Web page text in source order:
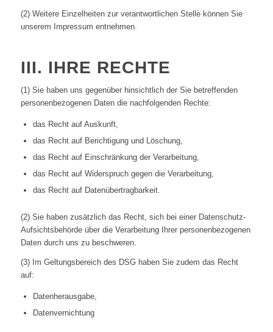
(2) Weitere Einzelheiten zur verantwortlichen Stelle können Sie
unserem Impressum entnehmen.
III. IHRE RECHTE
(1) Sie haben uns gegenüber hinsichtlich der Sie betreffenden
personenbezogenen Daten die nachfolgenden Rechte:
das Recht auf Auskunft,
das Recht auf Berichtigung und Löschung,
das Recht auf Einschränkung der Verarbeitung,
das Recht auf Widerspruch gegen die Verarbeitung,
das Recht auf Datenübertragbarkeit.
(2) Sie haben zusätzlich das Recht, sich bei einer Datenschutz-
Aufsichtsbehörde über die Verarbeitung Ihrer personenbezogenen
Daten durch uns zu beschweren.
(3) Im Geltungsbereich des DSG haben Sie zudem das Recht
auf:
Datenherausgabe,
Datenvernichtung